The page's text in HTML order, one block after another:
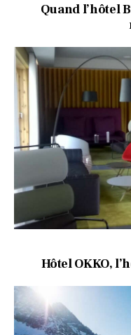
Quand l’hôtel
Hôtel OKKO,